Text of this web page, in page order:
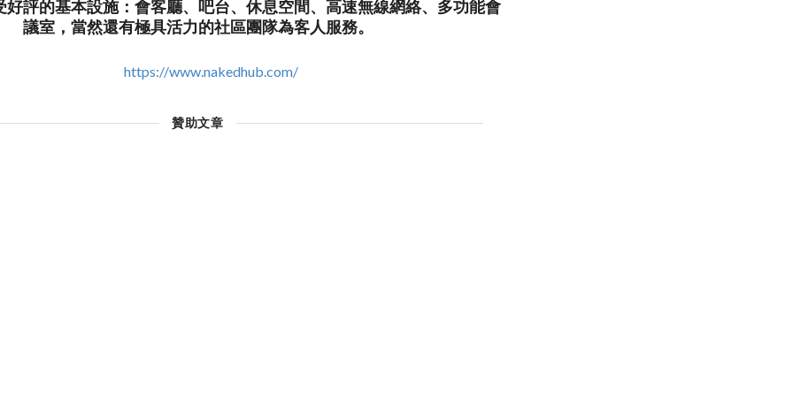
好評的基本設施：會客廳、吧台、休息空間、高速無線網絡、多功能會
議室，當然還有極具活力的社區團隊為客人服務。
https://www.nakedhub.com/
贊助文章